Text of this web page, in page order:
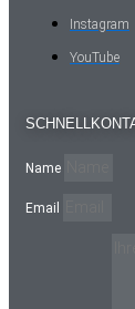
Instagram
YouTube
Name
Email